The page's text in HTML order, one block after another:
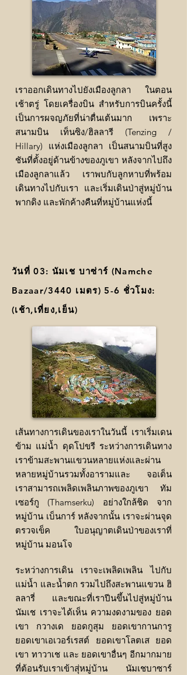
เราออกเดินทางไปยังเมืองลูกลา ในตอน
เช้าตรู่ โดยเครื่องบิน สำหรับการบินครั้งนี้
เป็นการผจญภัยที่น่าตื่นเต้นมาก เพราะ
สนามบิน เท็นซิง/ฮิลลารี (Tenzing /
Hillary) แห่งเมืองลูกลา เป็นสนามบินที่สูง
ชันที่ตั้งอยู่ด้านข้างของภูเขา หลังจากไปถึง
เมืองลูกลาแล้ว เราพบกับลูกหาบที่พร้อม
เดินทางไปกับเรา และเริ่มเดินป่าสู่หมู่บ้าน
พากดิง และพักค้างคืนที่หมู่บ้านแห่งนี้
วันที่ 03: นัมเช บาซ่าร์ (Namche
Bazaar/3440 เมตร) 5-6 ชั่วโมง:
(เช้า,เที่ยง,เย็น)
เส้นทางการเดินของเราในวันนี้ เราเริ่มเดน
ข้าม แม่น้ำ ดุดโปขรี ระหว่างการเดินทาง
เราข้ามสะพานแขวนหลายแห่งและผ่าน
หลายหมู่บ้านรวมทั้งอารามและ จอเต็น
เราสามารถเพลิดเพลินภาพของภูเขา ทัม
เซอร์กู (Thamserku) อย่างใกล้ชิด จาก
หมู่บ้าน เบ็นการ์ หลังจากนั้น เราจะผ่านจุด
ตรวจเข็ค ใบอนุญาตเดินป่าของเราที่
หมู่บ้าน มอนโจ
ระหว่างการเดิน เราจะเพลิดเพลิน ไปกับ
แม่น้ำ และน้ำตก รวมไปถึงสะพานแขวน ฮิ
ลลารี่ และขณะที่เราปีนขึ้นไปสู่หมู่บ้าน
นัมเช เราจะได้เห็น ความงดงามของ ยอด
เขา กวางเด ยอดกูสุม ยอดเขากานการู
ยอดเขาเอเวอร์เรสต์ ยอดเขาโลตเส ยอด
เขา ทาวาเช และ ยอดเขาอื่นๆ อีกมากมาย
ที่ต้อนรับเราเข้าสุ่หมู่บ้าน นัมเชบาซาร์